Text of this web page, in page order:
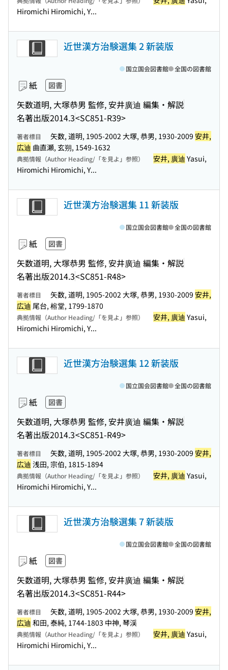
Hiromichi Hiromichi, Y...
近世漢方治験選集 2 新装版
紙 図書
矢数道明, 大塚恭男 監修, 安井廣迪 編集・解説
名著出版2014.3<SC851-R39>
国立国会図書館 全国の図書館
著者標目 矢数, 道明, 1905-2002 大塚, 恭男, 1930-2009 安井,
広迪 曲直瀬, 玄朔, 1549-1632
典拠情報（Author Heading/「を見よ」参照） 安井, 廣迪 Yasui,
Hiromichi Hiromichi, Y...
近世漢方治験選集 11 新装版
紙 図書
矢数道明, 大塚恭男 監修, 安井廣迪 編集・解説
名著出版2014.3<SC851-R48>
国立国会図書館 全国の図書館
著者標目 矢数, 道明, 1905-2002 大塚, 恭男, 1930-2009 安井,
広迪 尾台, 榕堂, 1799-1870
典拠情報（Author Heading/「を見よ」参照） 安井, 廣迪 Yasui,
Hiromichi Hiromichi, Y...
近世漢方治験選集 12 新装版
紙 図書
矢数道明, 大塚恭男 監修, 安井廣迪 編集・解説
名著出版2014.3<SC851-R49>
国立国会図書館 全国の図書館
著者標目 矢数, 道明, 1905-2002 大塚, 恭男, 1930-2009 安井,
広迪 浅田, 宗伯, 1815-1894
典拠情報（Author Heading/「を見よ」参照） 安井, 廣迪 Yasui,
Hiromichi Hiromichi, Y...
近世漢方治験選集 7 新装版
紙 図書
矢数道明, 大塚恭男 監修, 安井廣迪 編集・解説
名著出版2014.3<SC851-R44>
国立国会図書館 全国の図書館
著者標目 矢数, 道明, 1905-2002 大塚, 恭男, 1930-2009 安井,
広迪 和田, 泰純, 1744-1803 中神, 琴渓
典拠情報（Author Heading/「を見よ」参照） 安井, 廣迪 Yasui,
Hiromichi Hiromichi, Y...